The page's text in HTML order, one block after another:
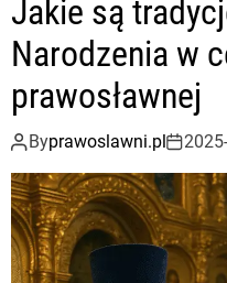
Jakie są
Narodzenia w
prawosławnej
Byprawoslawni.pl